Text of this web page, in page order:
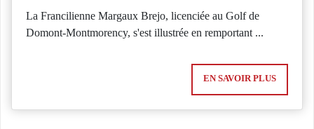
La Francilienne Margaux Brejo, licenciée au Golf de
Domont-Montmorency, s'est illustrée en remportant ...
EN SAVOIR PLUS